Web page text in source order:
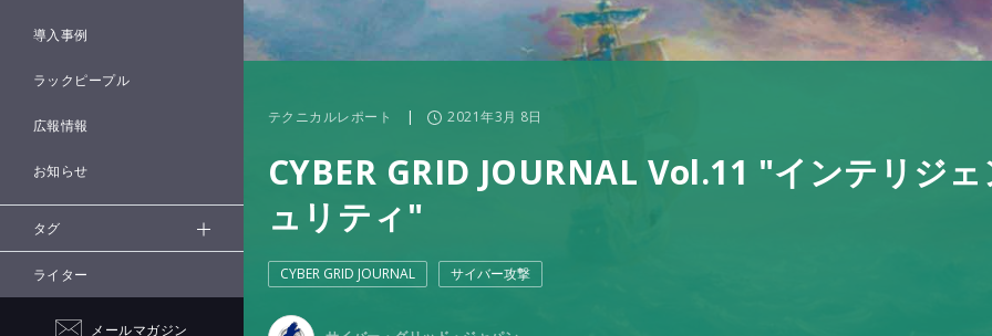
導入事例
ラックピープル
広報情報
お知らせ
タグ
ライター
メールマガジン
テクニカルレポート | 2021年3月 8日
CYBER GRID JOURNAL Vol.11 "インテリジ
ュリティ"
CYBER GRID JOURNAL サイバー攻撃